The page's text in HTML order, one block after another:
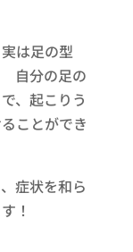
は足の型
自分の足の
、起こりう
ことができ
症状を和ら
！